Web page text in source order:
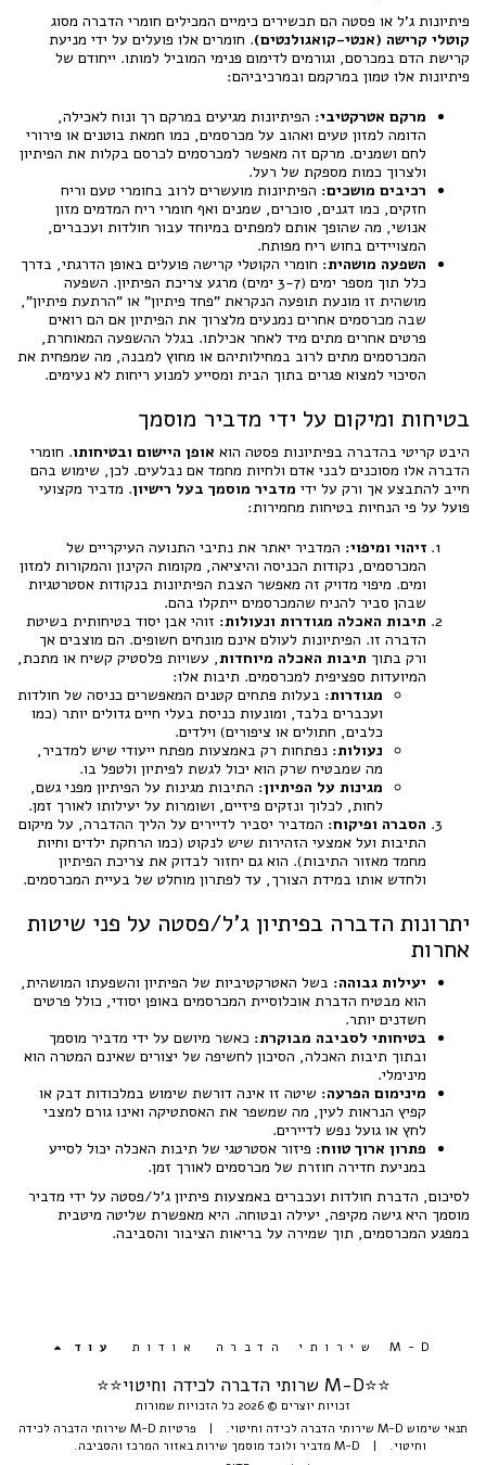
פיתיונות ג'ל או פסטה הם תכשירים כימיים המכילים חומרי הדברה מסוג
קוטלי קרישה (אנטי-קואגולנטים). חומרים אלו פועלים על ידי מניעת
קרישת הדם במכרסם, וגורמים לדימום פנימי המוביל למותו. ייחודם של
פיתיונות אלו טמון במרקמם ובמרכיביהם:
מרקם אטרקטיבי: הפיתיונות מגיעים במרקם רך ונוח לאכילה,
הדומה למזון טעים ואהוב על מכרסמים, כמו חמאת בוטנים או פירורי
לחם ושמנים. מרקם זה מאפשר למכרסמים לכרסם בקלות את הפיתיון
ולצרוך כמות מספקת של רעל.
רכיבים מושכים: הפיתיונות מועשרים לרוב בחומרי טעם וריח
חזקים, כמו דגנים, סוכרים, שמנים ואף חומרי ריח המדמים מזון
אנושי, מה שהופך אותם למפתים במיוחד עבור חולדות ועכברים,
המצויידים בחוש ריח מפותח.
השפעה מושהית: חומרי הקוטלי קרישה פועלים באופן הדרגתי, בדרך
כלל תוך מספר ימים (3-7 ימים) מרגע צריכת הפיתיון. השפעה
מושהית זו מונעת תופעה הנקראת "פחד פיתיון" או "הרתעת פיתיון",
שבה מכרסמים אחרים נמנעים מלצרוך את הפיתיון אם הם רואים
פרטים אחרים מתים מיד לאחר אכילתו. בגלל ההשפעה המאוחרת,
המכרסמים מתים לרוב במחילותיהם או מחוץ למבנה, מה שמפחית את
הסיכוי למצוא פגרים בתוך הבית ומסייע למנוע ריחות לא נעימים.
בטיחות ומיקום על ידי מדביר מוסמך
היבט קריטי בהדברה בפיתיונות פסטה הוא אופן היישום ובטיחותו. חומרי
הדברה אלו מסוכנים לבני אדם ולחיות מחמד אם נבלעים. לכן, שימוש בהם
חייב להתבצע אך ורק על ידי מדביר מוסמך בעל רישיון. מדביר מקצועי
פועל על פי הנחיות בטיחות מחמירות:
זיהוי ומיפוי: המדביר יאתר את נתיבי התנועה העיקריים של
המכרסמים, נקודות הכניסה והיציאה, מקומות הקינון והמקורות למזון
ומים. מיפוי מדויק זה מאפשר הצבת הפיתיונות בנקודות אסטרטגיות
שבהן סביר להניח שהמכרסמים ייתקלו בהם.
תיבות האכלה מגודרות ונעולות: זוהי אבן יסוד בטיחותית בשיטת
הדברה זו. הפיתיונות לעולם אינם מונחים חשופים. הם מוצבים אך
ורק בתוך תיבות האכלה מיוחדות, עשויות פלסטיק קשיח או מתכת,
המיועדות ספציפית למכרסמים. תיבות אלו:
מגודרות: בעלות פתחים קטנים המאפשרים כניסה של חולדות
ועכברים בלבד, ומונעות כניסת בעלי חיים גדולים יותר (כמו
כלבים, חתולים או ציפורים) וילדים.
נעולות: נפתחות רק באמצעות מפתח ייעודי שיש למדביר,
מה שמבטיח שרק הוא יכול לגשת לפיתיון ולטפל בו.
מגינות על הפיתיון: התיבות מגינות על הפיתיון מפני גשם,
לחות, לכלוך ונזקים פיזיים, ושומרות על יעילותו לאורך זמן.
הסברה ופיקוח: המדביר יסביר לדיירים על הליך ההדברה, על מיקום
התיבות ועל אמצעי הזהירות שיש לנקוט (כמו הרחקת ילדים וחיות
מחמד מאזור התיבות). הוא גם יחזור לבדוק את צריכת הפיתיון
ולחדש אותו במידת הצורך, עד לפתרון מוחלט של בעיית המכרסמים.
יתרונות הדברה בפיתיון ג'ל/פסטה על פני שיטות
אחרות
יעילות גבוהה: בשל האטרקטיביות של הפיתיון והשפעתו המושהית,
הוא מבטיח הדברת אוכלוסיית המכרסמים באופן יסודי, כולל פרטים
חשדנים יותר.
בטיחותי לסביבה מבוקרת: כאשר מיושם על ידי מדביר מוסמך
ובתוך תיבות האכלה, הסיכון לחשיפה של יצורים שאינם המטרה הוא
מינימלי.
מינימום הפרעה: שיטה זו אינה דורשת שימוש במלכודות דבק או
קפיץ הנראות לעין, מה שמשפר את האסתטיקה ואינו גורם למצבי
לחץ או גועל נפש לדיירים.
פתרון ארוך טווח: פיזור אסטרטגי של תיבות האכלה יכול לסייע
במניעת חדירה חוזרת של מכרסמים לאורך זמן.
לסיכום, הדברת חולדות ועכברים באמצעות פיתיון ג'ל/פסטה על ידי מדביר
מוסמך היא גישה מקיפה, יעילה ובטוחה. היא מאפשרת שליטה מיטבית
במפגע המכרסמים, תוך שמירה על בריאות הציבור והסביבה.
⭐️⭐️M-D שרותי הדברה לכידה וחיטוי⭐⭐
זכויות יוצרים © 2026 כל הזכויות שמורות
תנאי שימוש M-D שירותי הדברה לכידה וחיטוי.
|
פרטיות M-D שירותי הדברה לכידה
וחיטוי. | M-D מדביר ולוכד מוסמך שירות באזור המרכז והסביבה.
M-D שירותי הדברה אודות עוד